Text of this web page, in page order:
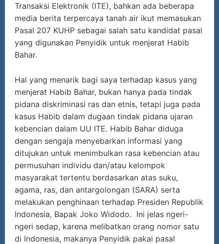
Transaksi Elektronik (ITE), bahkan ada beberapa
media berita terpercaya tanah air ikut memasukan
Pasal 207 KUHP sebagai salah satu kandidat pasal
yang digunakan Penyidik untuk menjerat Habib
Bahar.
Hal yang menarik bagi saya terhadap kasus yang
menjerat Habib Bahar, bukan hanya pada tindak
pidana diskriminasi ras dan etnis, tetapi juga pada
kasus Habib dalam dugaan tindak pidana ujaran
kebencian dalam UU ITE. Habib Bahar diduga
dengan sengaja menyebarkan informasi yang
ditujukan untuk menimbulkan rasa kebencian atau
permusuhan individu dan/atau kelompok
masyarakat tertentu berdasarkan atas suku,
agama, ras, dan antargolongan (SARA) serta
melakukan penghinaan terhadap Presiden Republik
Indonesia, Bapak Joko Widodo. Ini jelas ngeri-
ngeri sedap, karena melibatkan orang nomor satu
di Indonesia, makanya Penyidik pakai pasal